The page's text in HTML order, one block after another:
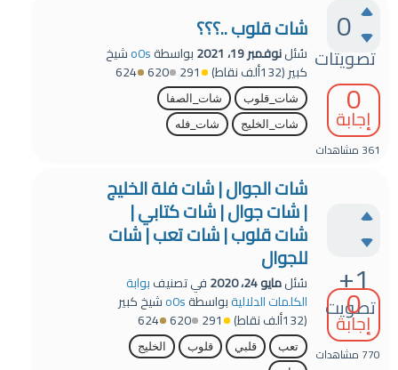
0
تصويتات
0
إجابة
361 مشاهدات
شات قلوب ..؟؟؟
سُئلنوفمبر 19، 2021 بواسطةo0sشيخ
كبير(132ألف نقاط) 291
620
624
شات_قلوب
شات_الصفا
شات_الخليج
شات_فله
+1
تصويت
0
إجابة
770 مشاهدات
شات الجوال | شات فلة الخليج
| شات جوال | شات كتابي |
شات قلوب | شات تعب | شات
للجوال
سُئلمايو 24، 2020 في تصنيفبوابة
الكلمات الدلاليةبواسطةo0sشيخ كبير
(132ألف نقاط) 291
620
624
تعب قلبي قلوب
الخليج